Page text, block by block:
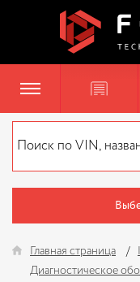
Главная страница
Диагностическое